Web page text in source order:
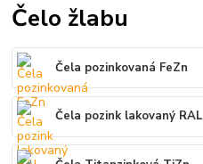
Čelo žlabu
Čela pozinkovaná FeZn
Čela pozink lakovaný RAL